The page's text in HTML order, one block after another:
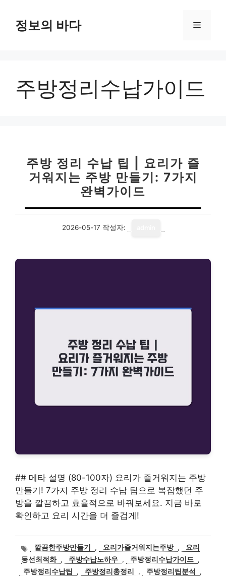
정보의 바다 메
주방정리수납가이드
주방 정리 수납 팁 | 요리가 즐
거워지는 주방 만들기: 7가지
완벽가이드
2026-05-17 작성자:
## 메타 설명 (80-100자) 요리가 즐거워지는 주방
만들기! 7가지 주방 정리 수납 팁으로 복잡했던 주
방을 깔끔하고 효율적으로 바꿔보세요. 지금 바로
확인하고 요리 시간을 더 즐겁게!
태
그
깔끔한주방만들기 , 요리가즐거워지는주방 ,
요리
동선최적화 , 주방수납노하우 , 주방정리수납가이드 ,
주방정리수납팁
, 주방정리총정리 , 주방정리팁분석
,